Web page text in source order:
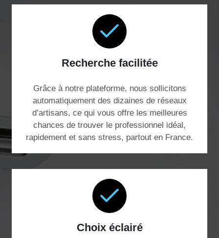
Recherche facilitée
Grâce à notre plateforme, nous sollicitons
automatiquement des dizaines de réseaux
d’artisans, ce qui vous offre les meilleures
chances de trouver le professionnel idéal,
rapidement et sans stress, partout en France.
Choix éclairé